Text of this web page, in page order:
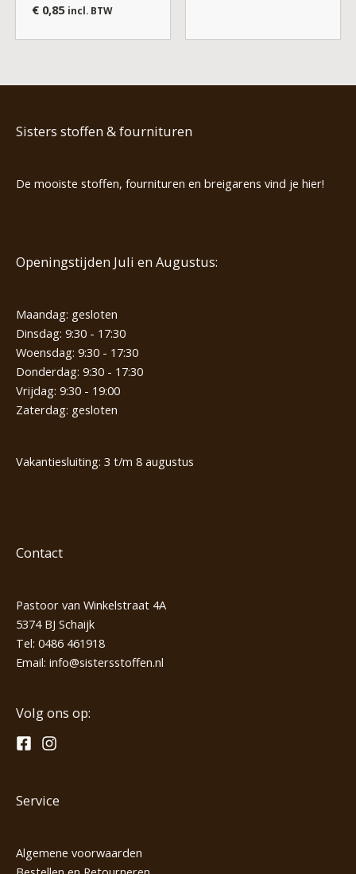
€0,85 incl. BTW
Sisters stoffen & fournituren
De mooiste stoffen, fournituren en breigarens vind je hier!
Openingstijden Juli en Augustus:
Maandag: gesloten
Dinsdag: 9:30 - 17:30
Woensdag: 9:30 - 17:30
Donderdag: 9:30 - 17:30
Vrijdag: 9:30 - 19:00
Zaterdag: gesloten
Vakantiesluiting: 3 t/m 8 augustus
Contact
Pastoor van Winkelstraat 4A
5374 BJ Schaijk
Tel: 0486 461918
Email: info@sistersstoffen.nl
Volg ons op:
Service
Algemene voorwaarden